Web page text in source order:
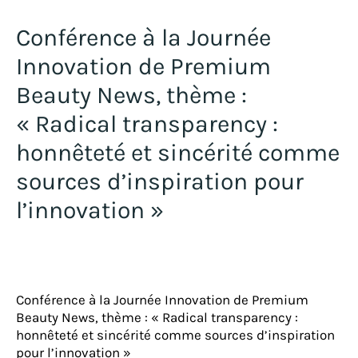
Conférence à la Journée
Innovation de Premium
Beauty News, thème :
« Radical transparency :
honnêteté et sincérité comme
sources d’inspiration pour
l’innovation »
Conférence à la Journée Innovation de Premium
Beauty News, thème : « Radical transparency :
honnêteté et sincérité comme sources d’inspiration
pour l’innovation »